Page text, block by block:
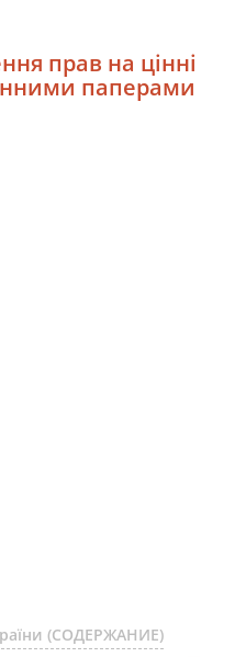
прав на цінні
паперами
(СОДЕРЖАНИЕ)